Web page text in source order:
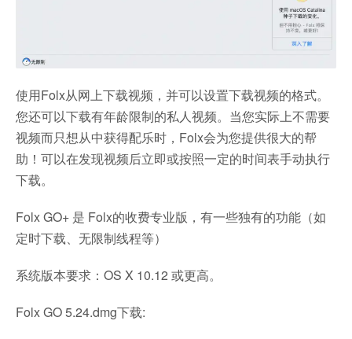
使用Folx从网上下载视频，并可以设置下载视频的格式。
您还可以下载有年龄限制的私人视频。当您实际上不需要
视频而只想从中获得配乐时，Folx会为您提供很大的帮
助！可以在发现视频后立即或按照一定的时间表手动执行
下载。
Folx GO+ 是 Folx的收费专业版，有一些独有的功能（如
定时下载、无限制线程等）
系统版本要求：OS X 10.12 或更高。
Folx GO 5.24.dmg下载: